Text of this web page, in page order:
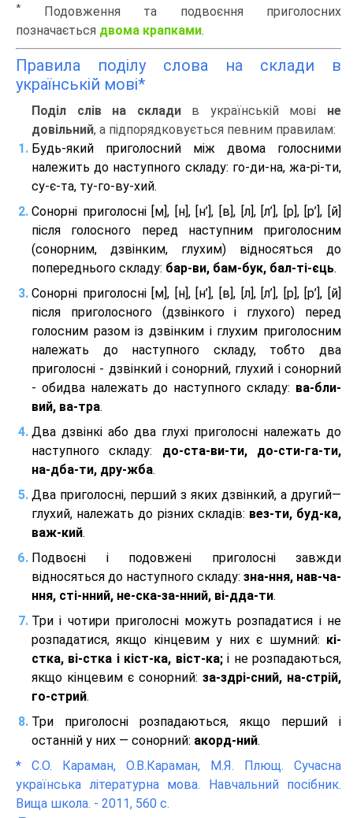
*
Подовження та подвоєння приголосних
позначається двома крапками.
Правила поділу слова на склади в
українській мові*
Поділ слів на складив українській мові не
довільний, а підпорядковується певним правилам:
Будь-який приголосний між двома голосними
належить до наступного складу: го-ди-на, жа-рі-ти,
су-є-та, ту-го-ву-хий.
Сонорні приголосні [м], [н], [н’], [в], [л], [л’], [р], [р’], [й]
після голосного перед наступним приголосним
(сонорним, дзвінким, глухим) відносяться до
попереднього складу: бар-ви, бам-бук, бал-ті-єць.
Сонорні приголосні [м], [н], [н’], [в], [л], [л’], [р], [р’], [й]
після приголосного (дзвінкого і глухого) перед
голосним разом із дзвінким і глухим приголосним
належать до наступного складу, тобто два
приголосні - дзвінкий і сонорний, глухий і сонорний
- обидва належать до наступного складу: ва-бли-
вий, ва-тра.
Два дзвінкі або два глухі приголосні належать до
наступного складу: до-ста-ви-ти, до-сти-га-ти,
на-дба-ти, дру-жба.
Два приголосні, перший з яких дзвінкий, а другий—
глухий, належать до різних складів: вез-ти, буд-ка,
важ-кий.
Подвоєні і подовжені приголосні завжди
відносяться до наступного складу: зна-ння, нав-ча-
ння, сті-нний, не-ска-за-нний, ві-дда-ти.
Три і чотири приголосні можуть розпадатися і не
розпадатися, якщо кінцевим у них є шумний: кі-
стка, ві-стка і кіст-ка, віст-ка;і не розпадаються,
якщо кінцевим є сонорний: за-здрі-сний, на-стрій,
го-стрий.
Три приголосні розпадаються, якщо перший і
останній у них — сонорний: акорд-ний.
* С.О. Караман, О.В.Караман, М.Я. Плющ. Сучасна
українська літературна мова. Навчальний посібник.
Вища школа. - 2011, 560 с.